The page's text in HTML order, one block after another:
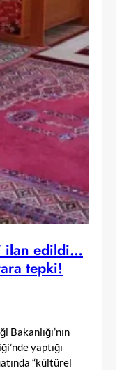
ilan edildi…
tepki!
yaptığı
“kültürel